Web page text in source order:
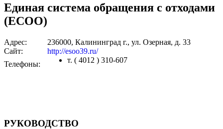
Единая система обращения с отходами
(ЕСОО)
Адрес:
236000, Калининград г., ул. Озерная, д. 33
Сайт:
http://esoo39.ru/
Телефоны:
т. ( 4012 ) 310-607
РУКОВОДСТВО